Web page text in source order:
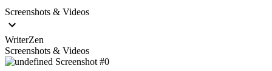
Screenshots & Videos
WriterZen
Screenshots & Videos